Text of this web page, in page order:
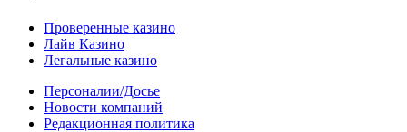
Проверенные казино
Лайв Казино
Легальные казино
Персоналии/Досье
Новости компаний
Редакционная политика